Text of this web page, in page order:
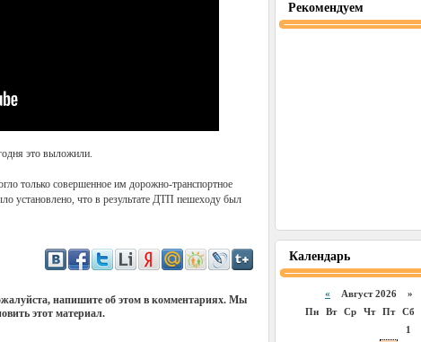
это выложили.
только совершенное им дорожно-транспортное
установлено, что в результате ДТП пешеходу был
напишите об этом в комментариях. Мы
этот материал.
Рекомендуем
Календарь
« Август 2026 »
Пн
Вт Ср Чт Пт Сб
1